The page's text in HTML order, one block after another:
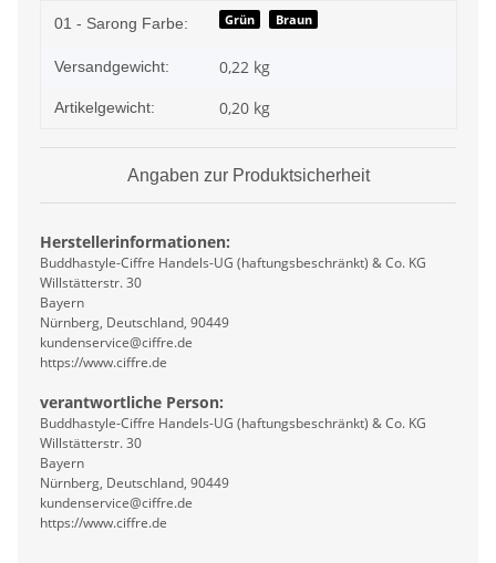
Produkteigenschaft
Wert
01 - Sarong Farbe: Grün Braun
Versandgewicht: 0,22 kg
Artikelgewicht: 0,20 kg
Angaben zur Produktsicherheit
Herstellerinformationen:
Buddhastyle-Ciffre Handels-UG (haftungsbeschränkt) & Co. KG
Willstätterstr. 30
Bayern
Nürnberg, Deutschland, 90449
kundenservice@ciffre.de
https://www.ciffre.de
verantwortliche Person:
Buddhastyle-Ciffre Handels-UG (haftungsbeschränkt) & Co. KG
Willstätterstr. 30
Bayern
Nürnberg, Deutschland, 90449
kundenservice@ciffre.de
https://www.ciffre.de